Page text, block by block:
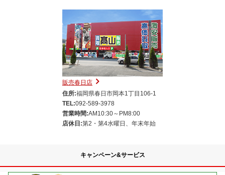
販売春日店
住所:福岡県春日市岡本1丁目106-1
TEL:092-589-3978
営業時間:AM10:30～PM8:00
店休日:第2・第4水曜日、年末年始
キャンペーン&サービス